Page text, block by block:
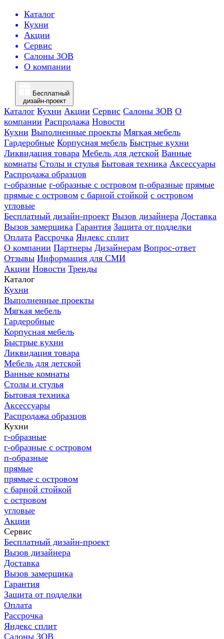
Каталог
Кухни
Акции
Сервис
Салоны ЗОВ
О компании
Бесплатный
дизайн-проект
Каталог Кухни Акции Сервис Салоны ЗОВ О
компании Распродажа Новости
Кухни Выполненные проекты Мягкая мебель
Гардеробные Корпусная мебель Быстрые кухни
Ликвидация товара Мебель для детской Ванные
комнаты Столы и стулья Бытовая техника Аксессуары
Распродажа образцов
г-образные г-образные с островом п-образные прямые
прямые с островом с барной стойкой с островом
угловые
Бесплатный дизайн-проект Вызов дизайнера Доставка
Вызов замерщика Гарантия Защита от подделки
Оплата Рассрочка Яндекс сплит
О компании Партнеры Дизайнерам Вопрос-ответ
Отзывы Информация для СМИ
Акции Новости Тренды
Каталог
Кухни
Выполненные проекты
Мягкая мебель
Гардеробные
Корпусная мебель
Быстрые кухни
Ликвидация товара
Мебель для детской
Ванные комнаты
Столы и стулья
Бытовая техника
Аксессуары
Распродажа образцов
Кухни
г-образные
г-образные с островом
п-образные
прямые
прямые с островом
с барной стойкой
с островом
угловые
Акции
Сервис
Бесплатный дизайн-проект
Вызов дизайнера
Доставка
Вызов замерщика
Гарантия
Защита от подделки
Оплата
Рассрочка
Яндекс сплит
Салоны ЗОВ